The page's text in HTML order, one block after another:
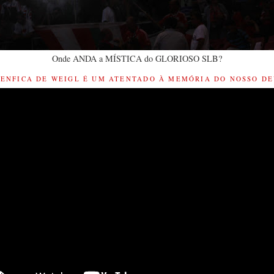
Onde ANDA a MÍSTICA do GLORIOSO SLB?
DE WEIGL É UM ATENTADO À MEMÓRIA DO NOSSO